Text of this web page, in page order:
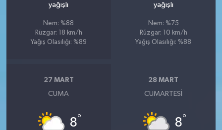
yağışlı
Nem: %88
Rüzgar: 18 km/h
Yağış Olasılığı: %89
yağışlı
Nem: %75
Rüzgar: 10 km/h
Yağış Olasılığı: %88
27 MART
CUMA
8°
28 MART
CUMARTESI
8°